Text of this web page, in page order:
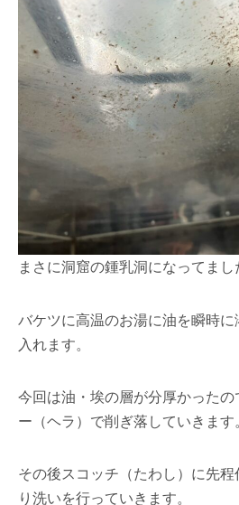
まさに洞窟の鍾乳洞になってまし
バケツに高温のお湯に油を瞬時
入れます。
今回は油・埃の層が分厚かった
ー（ヘラ）で削ぎ落していきます。
その後スコッチ（たわし）に先
り洗いを行っていきます。